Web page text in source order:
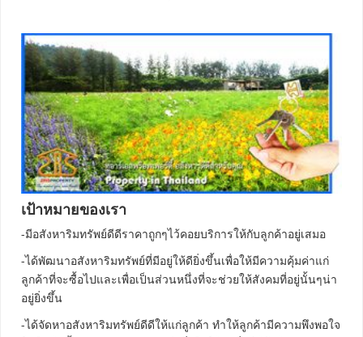
เป้าหมายของเรา
-มีอสังหาริมทรัพย์ดีดีราคาถูกๆไว้คอยบริการให้กับลูกค้าอยู่เสมอ
-ได้พัฒนาอสังหาริมทรัพย์ที่มีอยู่ให้ดียิ่งขึ้นเพื่อให้มีความคุ้มค่าแก่
ลูกค้าที่จะซื้อไปและเพื่อเป็นส่วนหนึ่งที่จะช่วยให้สังคมที่อยู่นั้นๆน่า
อยู่ยิ่งขึ้น
-ได้จัดหาอสังหาริมทรัพย์ดีดีให้แก่ลูกค้า ทำให้ลูกค้ามีความพึงพอใจ